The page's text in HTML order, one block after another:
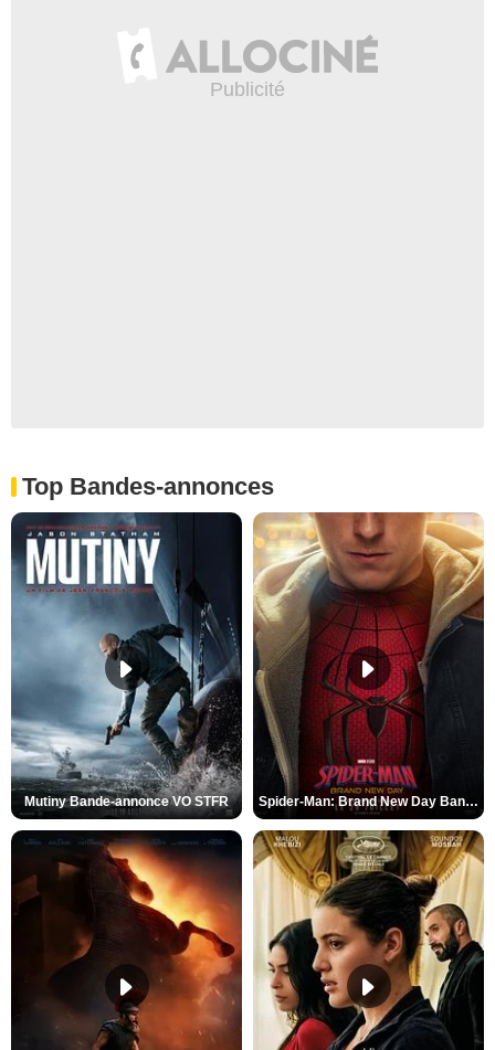
Top Bandes-annonces
Mutiny Bande-annonce VO STFR Spider-Man: Brand New Day Bande-annonce VO STFR